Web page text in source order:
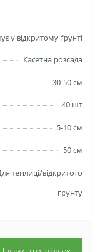
у відкритому ґрунті
Касетна розсада
30-50 см
40 шт
5-10 см
50 см
теплиці/відкритого
грунту